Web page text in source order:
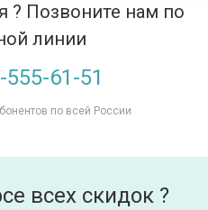
? Позвоните нам по
линии
555-61-51
по всей России
всех скидок ?